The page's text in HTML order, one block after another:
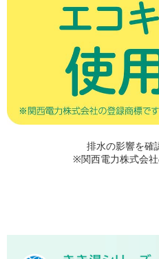
排水の影響を確
※関西電力株式会社